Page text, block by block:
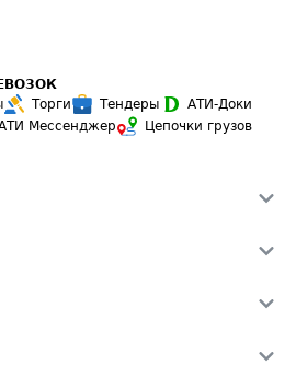
Торги Тендеры
АТИ-Доки
Мессенджер
Цепочки грузов